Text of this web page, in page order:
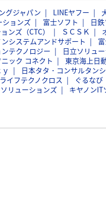
グジャパン LINEヤフー
ションズ 富士ソフト 日
ンズ（CTC） ＳＣＳＫ
システムアンドサポート
テクノロジー 日立ソリュ
ック コネクト 東京海上日
日本タタ・コンサルタン
イフテクノクロス ぐるなび
リューションズ キヤノン